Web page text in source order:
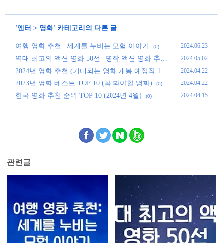
'엔터 > 영화' 카테고리의 다른 글
여행 영화 추천 | 세계를 누비는 모험 이야기 (0) 2024.06.23
역대 최고의 액션 영화 50선 | 명작 액션 영화 추천
(0)
2024.05.02
2024년 영화 추천 (기대되는 영화 개봉 예정작 11
가지)
(0)
2024.04.22
2023년 영화 베스트 TOP 10 (꼭 봐야할 영화) (0) 2024.04.22
한국 영화 추천 순위 TOP 10 (2024년 4월) (0) 2024.04.15
관련글